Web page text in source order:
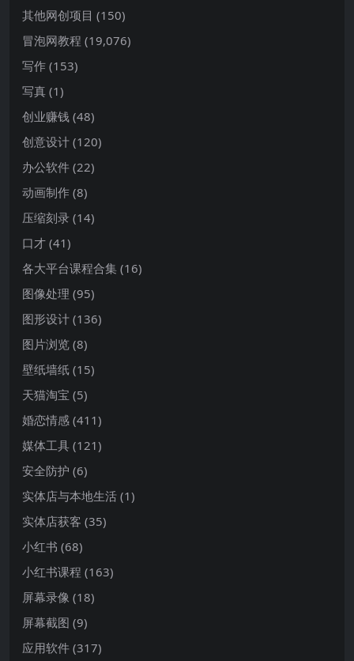
其他网创项目 (150)
冒泡网教程 (19,076)
写作 (153)
写真 (1)
创业赚钱 (48)
创意设计 (120)
办公软件 (22)
动画制作 (8)
压缩刻录 (14)
口才 (41)
各大平台课程合集 (16)
图像处理 (95)
图形设计 (136)
图片浏览 (8)
壁纸墙纸 (15)
天猫淘宝 (5)
婚恋情感 (411)
媒体工具 (121)
安全防护 (6)
实体店与本地生活 (1)
实体店获客 (35)
小红书 (68)
小红书课程 (163)
屏幕录像 (18)
屏幕截图 (9)
应用软件 (317)